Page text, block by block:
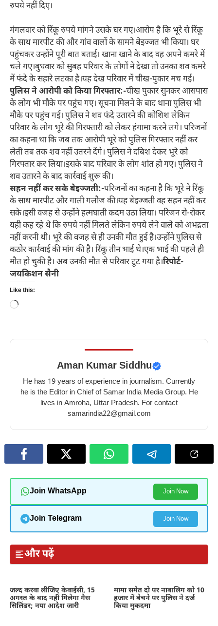
रुपये नहीं दिए।
मंगलवार को रिंकू रुपये मांगने उसके घर गए।आरोप है कि भूरे से रिंकू
के साथ मारपीट की और गांव वालों के सामने बेइज्जत भी किया। घर
पहुंचकर उन्होंने पूरी बात बताई। खाना खाने के बाद वह अपने कमरे में
चले गए।बुधवार को सुबह परिवार के लोगों ने देखा तो उनका शव कमरे
में फंदे के सहारे लटका है।यह देख परिवार में चीख-पुकार मच गई।
पुलिस ने आरोपी को किया गिरफ्तार:-चीख पुकार सुनकर आसपास
के लोग भी मौके पर पहुंच गए। सूचना मिलने के बाद थाना पुलिस भी
मौके पर पहुंच गई। पुलिस ने शव फंदे उतारने की कोशिश लेकिन
परिवार के लोग भूरे की गिरफ्तारी को लेकर हंगामा करने लगे। परिजनों
का कहना था कि जब तक आरोपी भूरे को पुलिस गिरफ्तार नहीं कर
लेती तब तक शव नहीं उतरने देंगे। पुलिस ने दबिश देकर भूरे को
गिरफ्तार कर लिया।इसके बाद परिवार के लोग शांत हो गए। पुलिस ने
शव उतारने के बाद कार्रवाई शुरू की।
सहन नहीं कर सके बेइज्जती:-परिजनों का कहना है कि भूरे ने रिंकू
के साथ मारपीट और गाली गलौज की।यह बेइज्जती वह सहन नहीं कर
सके।इसी वजह से उन्होंने हत्मघाती कदम उठा लिया। परिजन रो-रोकर
यही कह रहे थे कि रुपये नहीं मिलते लेकिन रुपये लेने वाले को अभद्रता
नहीं करनी थी। भूरे की वजह से ही उनकी मौत हुई है।उन्होंने पुलिस से
कठोर कार्रवाई की मांग की है। रिंकू तीन भाई थे।एक भाई की पहले ही
मौत हो चुकी है। अब उनकी मौत से परिवार टूट गया है।रिपोर्ट-
जयकिशन सैनी
Like this:
Loading…
Aman Kumar Siddhu
He has 19 years of experience in journalism. Currently
he is the Editor in Chief of Samar India Media Group. He
lives in Amroha, Uttar Pradesh. For contact
samarindia22@gmail.com
Join WhatsApp Join Now
Join Telegram Join Now
और पढ़ें
जल्द करवा लीजिए केवाईसी, 15
अगस्त के बाद नहीं मिलेगा गैस
सिलिंडर; नया आदेश जारी
मामा समेत दो पर नाबालिग को 10
हजार में बेचने पर पुलिस ने दर्ज
किया मुकदमा